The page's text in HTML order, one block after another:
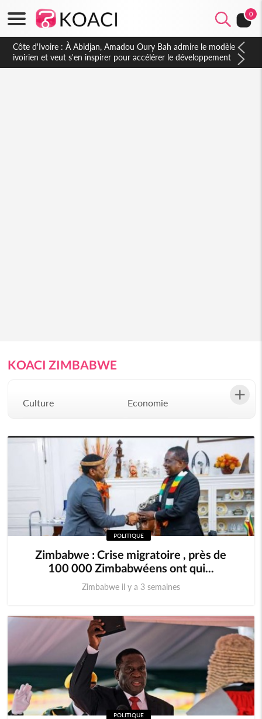
0
Côte d'Ivoire : À Abidjan, Amadou Oury Bah admire le modèle
ivoirien et veut s'en inspirer pour accélérer le développement
de la Guinée
KOACI ZIMBABWE
Culture Economie
Justice Mode
Science Société
POLITIQUE
Zimbabwe : Crise migratoire , près de
100 000 Zimbabwéens ont qui...
Zimbabwe il y a 3 semaines
POLITIQUE